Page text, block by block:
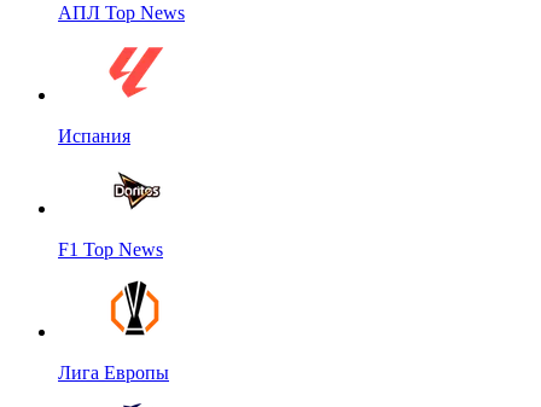
АПЛ Top News
Испания
F1 Top News
Лига Европы